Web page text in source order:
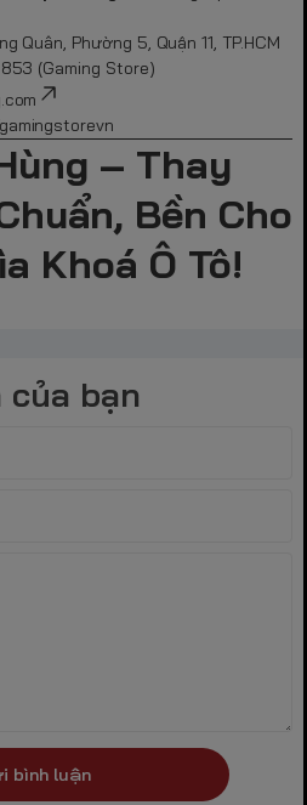
Quân, Phường 5, Quận 11, TP.HCM
(Gaming Store)
– Thay
Bền Cho
Khoá Ô Tô!
bạn
Gửi bình luận